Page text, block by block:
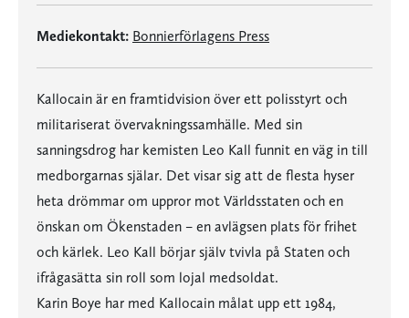
Mediekontakt: Bonnierförlagens Press
Kallocain är en framtidvision över ett polisstyrt och
militariserat övervakningssamhälle. Med sin
sanningsdrog har kemisten Leo Kall funnit en väg in till
medborgarnas själar. Det visar sig att de flesta hyser
heta drömmar om uppror mot Världsstaten och en
önskan om Ökenstaden – en avlägsen plats för frihet
och kärlek. Leo Kall börjar själv tvivla på Staten och
ifrågasätta sin roll som lojal medsoldat.
Karin Boye har med Kallocain målat upp ett 1984,